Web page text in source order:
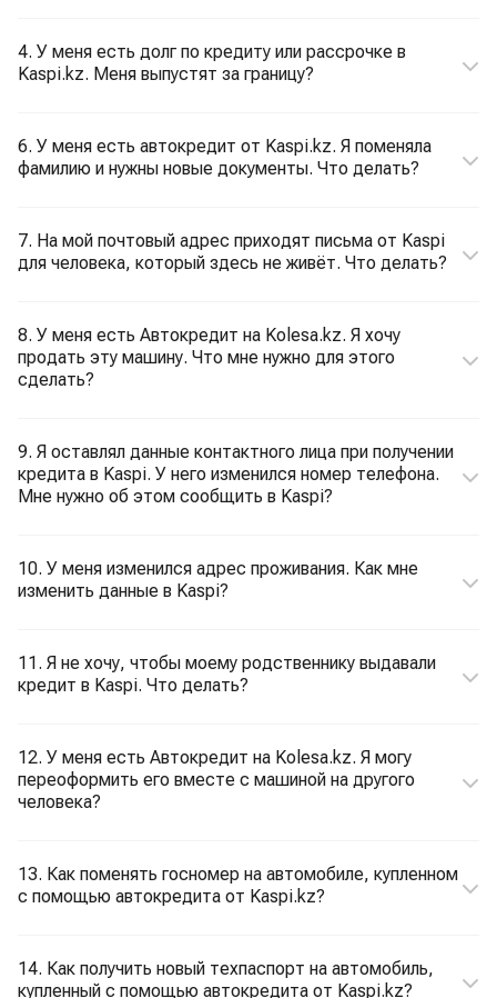
4. У меня есть долг по кредиту или рассрочке в
Kaspi.kz. Меня выпустят за границу?
6. У меня есть автокредит от Kaspi.kz. Я поменяла
фамилию и нужны новые документы. Что делать?
7. На мой почтовый адрес приходят письма от Kaspi
для человека, который здесь не живёт. Что делать?
8. У меня есть Автокредит на Kolesa.kz. Я хочу
продать эту машину. Что мне нужно для этого
сделать?
9. Я оставлял данные контактного лица при получении
кредита в Kaspi. У него изменился номер телефона.
Мне нужно об этом сообщить в Kaspi?
10. У меня изменился адрес проживания. Как мне
изменить данные в Kaspi?
11. Я не хочу, чтобы моему родственнику выдавали
кредит в Kaspi. Что делать?
12. У меня есть Автокредит на Kolesa.kz. Я могу
переоформить его вместе с машиной на другого
человека?
13. Как поменять госномер на автомобиле, купленном
с помощью автокредита от Kaspi.kz?
14. Как получить новый техпаспорт на автомобиль,
купленный с помощью автокредита от Kaspi.kz?